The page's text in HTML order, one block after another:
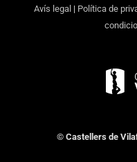
Avís legal | Política de
© Castellers de